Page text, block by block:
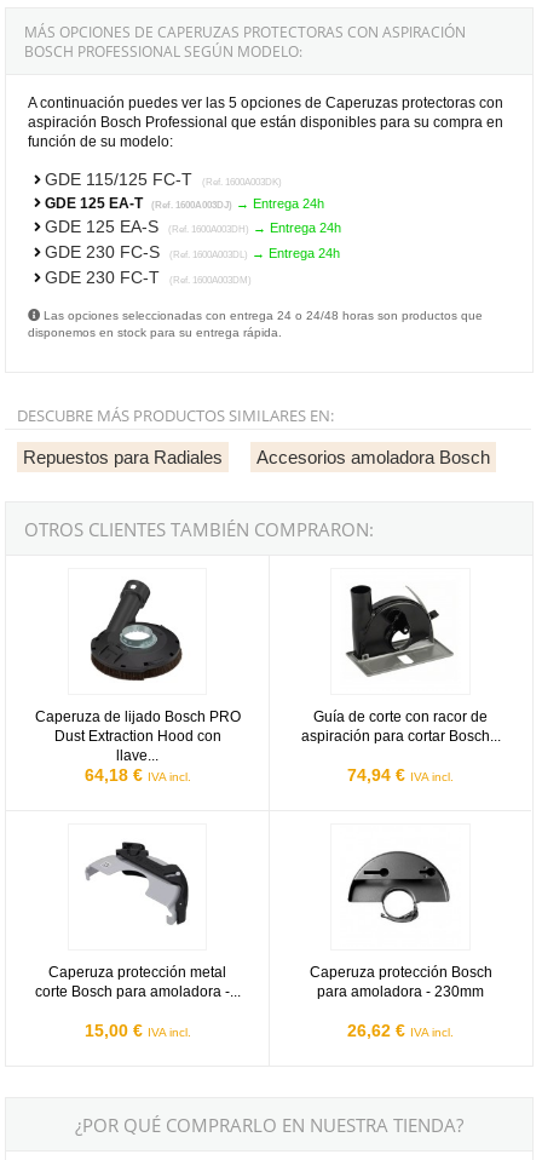
MÁS OPCIONES DE CAPERUZAS PROTECTORAS CON ASPIRACIÓN
BOSCH PROFESSIONAL SEGÚN MODELO:
A continuación puedes ver las 5 opciones de Caperuzas protectoras con
aspiración Bosch Professional que están disponibles para su compra en
función de su modelo:
GDE 115/125 FC-T (Ref. 1600A003DK)
GDE 125 EA-T (Ref. 1600A003DJ) → Entrega 24h
GDE 125 EA-S (Ref. 1600A003DH) → Entrega 24h
GDE 230 FC-S (Ref. 1600A003DL) → Entrega 24h
GDE 230 FC-T (Ref. 1600A003DM)
Las opciones seleccionadas con entrega 24 o 24/48 horas son productos que
disponemos en stock para su entrega rápida.
DESCUBRE MÁS PRODUCTOS SIMILARES EN:
Repuestos para Radiales Accesorios amoladora Bosch
OTROS CLIENTES TAMBIÉN COMPRARON:
Caperuza de lijado Bosch PRO
Dust Extraction Hood con
llave...
64,18 € IVA incl.
Guía de corte con racor de
aspiración para cortar Bosch...
74,94 € IVA incl.
Caperuza protección metal
corte Bosch para amoladora -...
15,00 € IVA incl.
Caperuza protección Bosch
para amoladora - 230mm
26,62 € IVA incl.
¿POR QUÉ COMPRARLO EN NUESTRA TIENDA?